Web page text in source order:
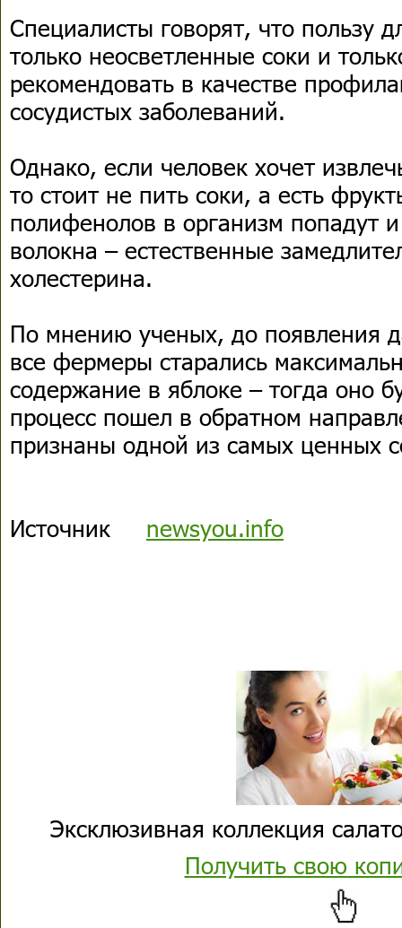
Специалисты говорят, что пользу
только неосветленные соки и
рекомендовать в качестве
сосудистых заболеваний.
Однако, если человек хочет
то стоит не пить соки, а есть
полифенолов в организм попадут
волокна – естественные
холестерина.
По мнению ученых, до появления
все фермеры старались
содержание в яблоке – тогда оно
процесс пошел в обратном
признаны одной из самых ценных
Источник newsyou.info
Эксклюзивная коллекция
Получить свою